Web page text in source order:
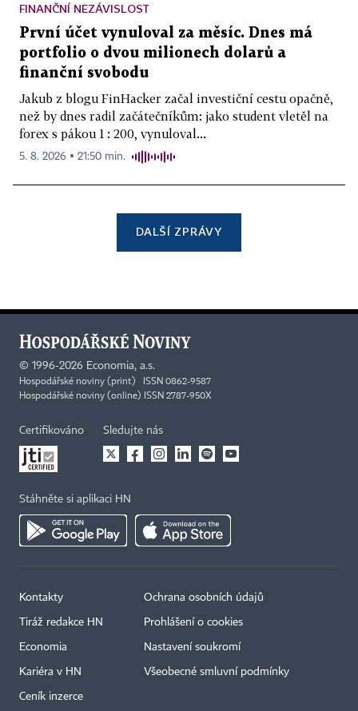
FINANČNÍ NEZÁVISLOST
První účet vynuloval za měsíc. Dnes má
portfolio o dvou milionech dolarů a
finanční svobodu
Jakub z blogu FinHacker začal investiční cestu opačně,
než by dnes radil začátečníkům: jako student vletěl na
forex s pákou 1 : 200, vynuloval...
5. 8. 2026 ▪ 21:50 min.
DALŠÍ ZPRÁVY
© 1996-2026 Economia, a.s.
Hospodářské noviny (print) ISSN 0862-9587
Hospodářské noviny (online) ISSN 2787-950X
Certifikováno Sledujte nás
Stáhněte si aplikaci HN
Kontakty
Tiráž redakce HN
Economia
Kariéra v HN
Ceník inzerce
Ochrana osobních údajů
Prohlášení o cookies
Nastavení soukromí
Všeobecné smluvní podmínky